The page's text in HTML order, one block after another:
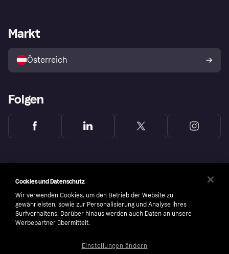
Shops entdecken
Händlerportal
Markt
Österreich
Folgen
Cookies und Datenschutz
Wir verwenden Cookies, um den Betrieb der Website zu
gewährleisten, sowie zur Personalisierung und Analyse Ihres
Surfverhaltens. Darüber hinaus werden auch Daten an unsere
Werbepartner übermittelt.
Einstellungen ändern